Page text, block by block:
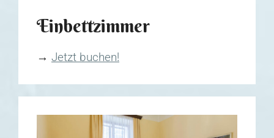
Einbettzimmer
→ Jetzt buchen!